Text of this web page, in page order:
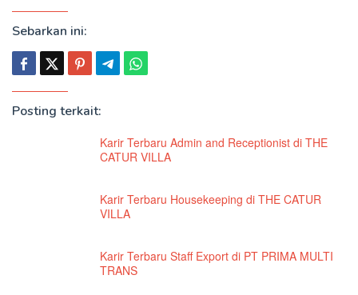
Sebarkan ini:
Posting terkait:
Karir Terbaru Admin and Receptionist di THE
CATUR VILLA
Karir Terbaru Housekeeping di THE CATUR
VILLA
Karir Terbaru Staff Export di PT PRIMA MULTI
TRANS